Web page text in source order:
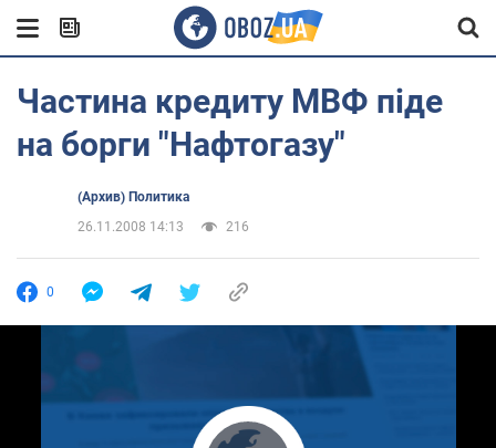
Частина кредиту МВФ піде
на борги "Нафтогазу"
(Архив) Политика
26.11.2008 14:13
216
0